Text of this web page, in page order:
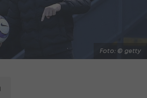
Foto: © getty